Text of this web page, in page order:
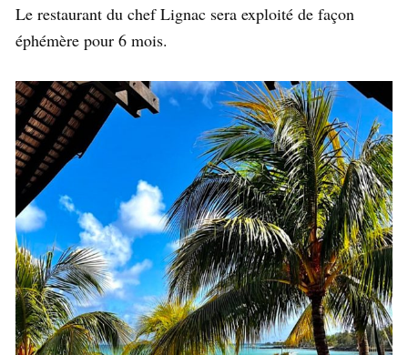
Le restaurant du chef Lignac sera exploité de façon
éphémère pour 6 mois.